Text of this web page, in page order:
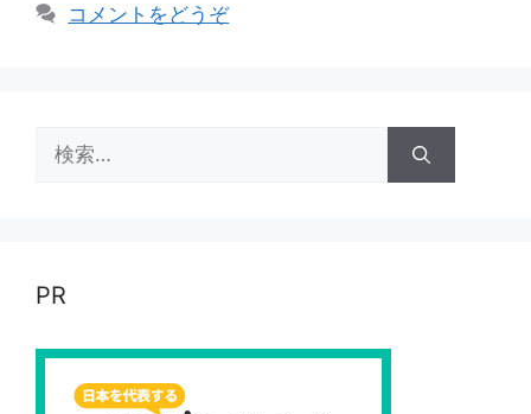
コメントをどうぞ
索:
PR